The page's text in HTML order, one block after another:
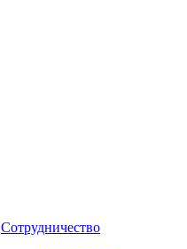
Сотрудничество